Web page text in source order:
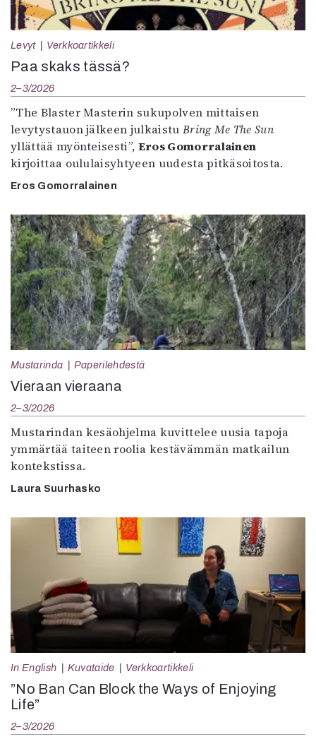
Levyt Verkkoartikkeli
Paa skaks tässä?
2–3/2026
”The Blaster Masterin sukupolven mittaisen
levytystauon jälkeen julkaistu Bring Me The Sun
yllättää myönteisesti”, Eros Gomorralainen
kirjoittaa oululaisyhtyeen uudesta pitkäsoitosta.
Eros Gomorralainen
Mustarinda Paperilehdestä
Vieraan vieraana
2–3/2026
Mustarindan kesäohjelma kuvittelee uusia tapoja
ymmärtää taiteen roolia kestävämmän matkailun
kontekstissa.
Laura Suurhasko
In English Kuvataide Verkkoartikkeli
”No Ban Can Block the Ways of Enjoying
Life”
2–3/2026